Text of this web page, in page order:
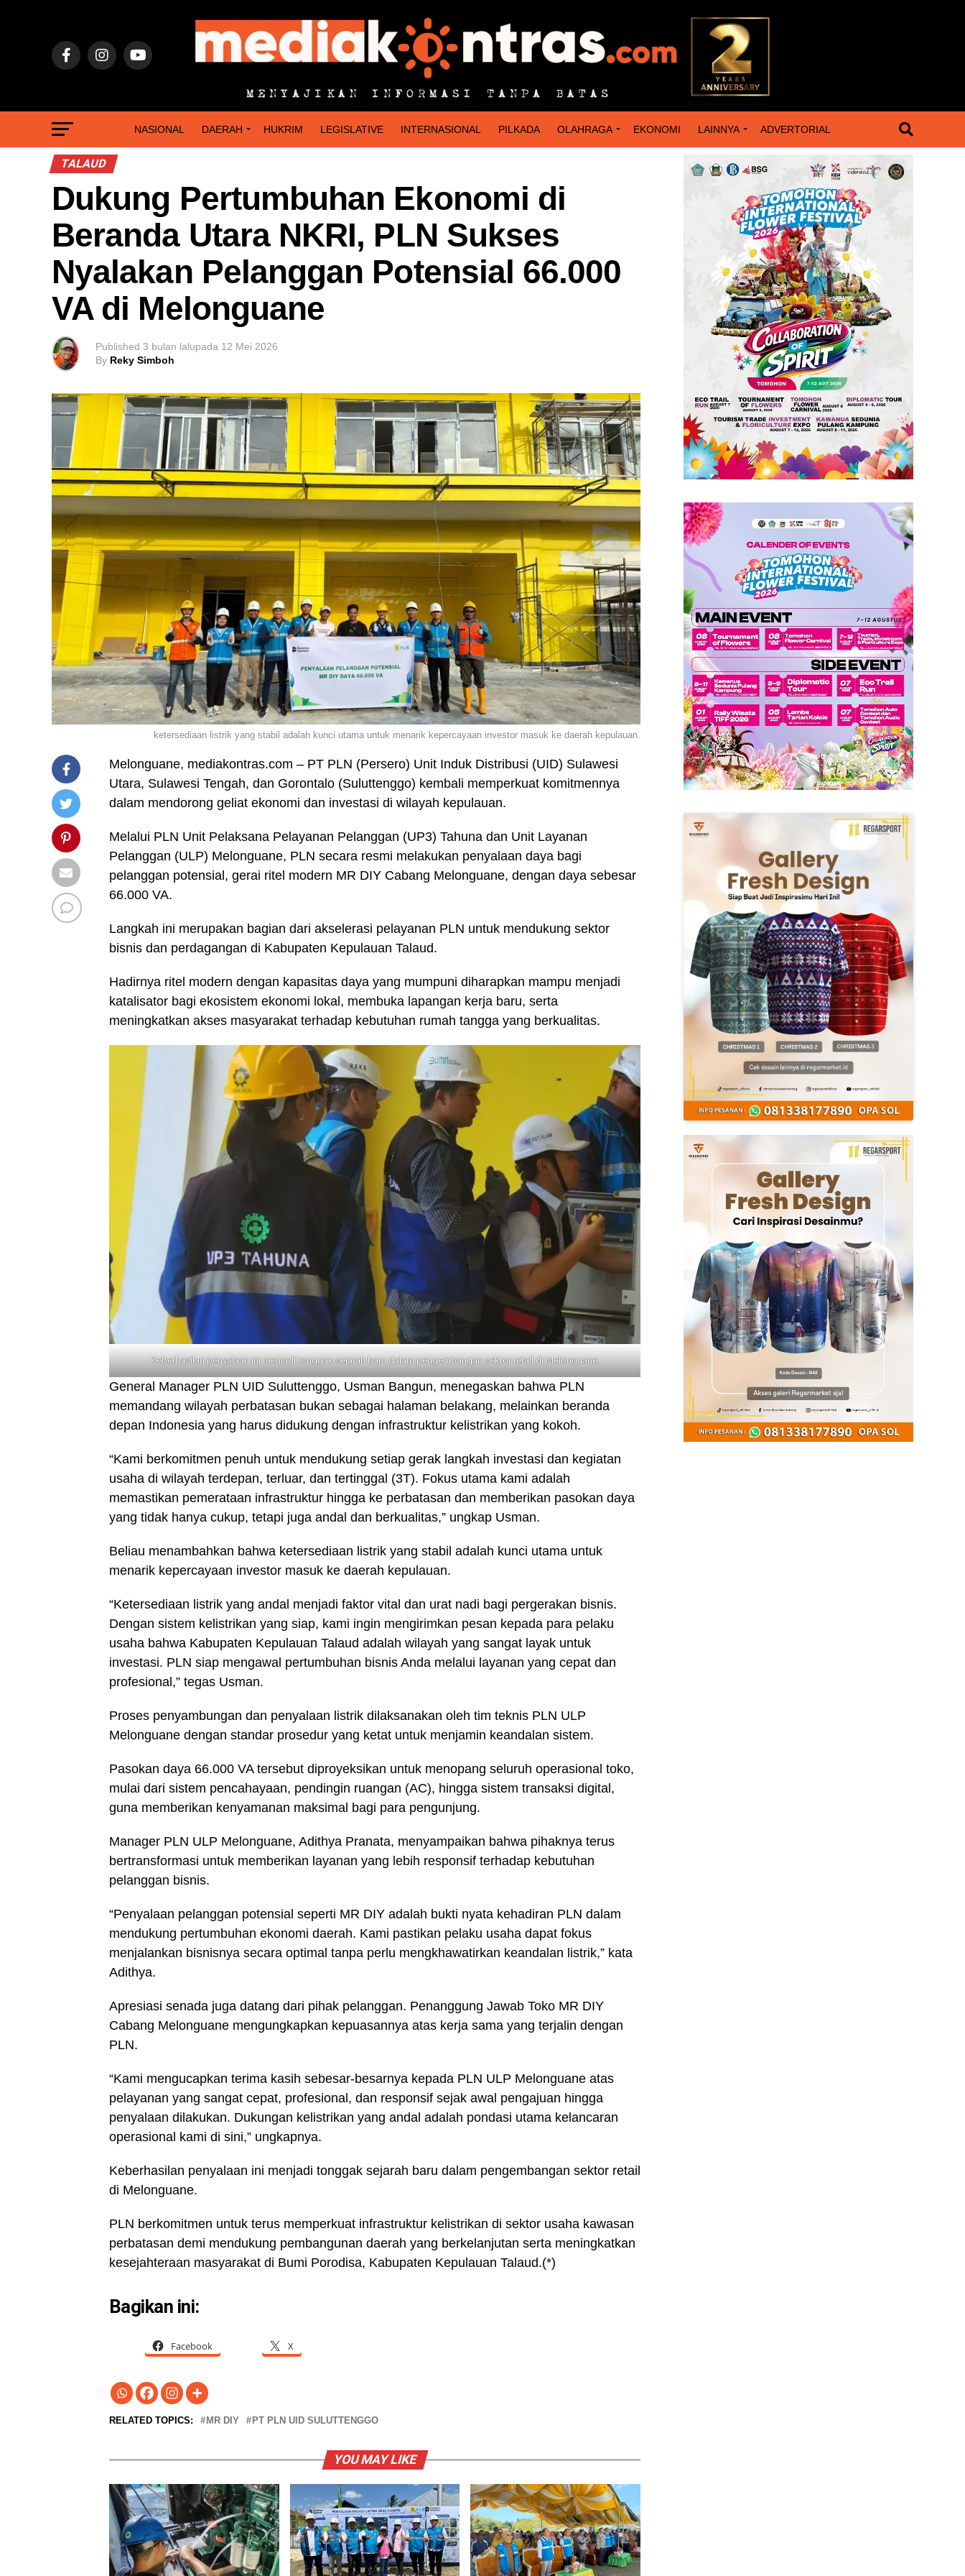
NASIONAL DAERAH HUKRIM LEGISLATIVE INTERNASIONAL PILKADA OLAHRAGA EKONOMI LAINNYA ADVERTORIAL
TALAUD
Dukung Pertumbuhan Ekonomi di
Beranda Utara NKRI, PLN Sukses
Nyalakan Pelanggan Potensial 66.000
VA di Melonguane
Published 3 bulan lalupada 12 Mei 2026
By Reky Simboh
ketersediaan listrik yang stabil adalah kunci utama untuk menarik kepercayaan investor masuk ke daerah kepulauan.
Melonguane, mediakontras.com – PT PLN (Persero) Unit Induk Distribusi (UID) Sulawesi
Utara, Sulawesi Tengah, dan Gorontalo (Suluttenggo) kembali memperkuat komitmennya
dalam mendorong geliat ekonomi dan investasi di wilayah kepulauan.
Melalui PLN Unit Pelaksana Pelayanan Pelanggan (UP3) Tahuna dan Unit Layanan
Pelanggan (ULP) Melonguane, PLN secara resmi melakukan penyalaan daya bagi
pelanggan potensial, gerai ritel modern MR DIY Cabang Melonguane, dengan daya sebesar
66.000 VA.
Langkah ini merupakan bagian dari akselerasi pelayanan PLN untuk mendukung sektor
bisnis dan perdagangan di Kabupaten Kepulauan Talaud.
Hadirnya ritel modern dengan kapasitas daya yang mumpuni diharapkan mampu menjadi
katalisator bagi ekosistem ekonomi lokal, membuka lapangan kerja baru, serta
meningkatkan akses masyarakat terhadap kebutuhan rumah tangga yang berkualitas.
Keberhasilan penyalaan ini menjadi tonggak sejarah baru dalam pengembangan sektor retail di Melonguane.
General Manager PLN UID Suluttenggo, Usman Bangun, menegaskan bahwa PLN
memandang wilayah perbatasan bukan sebagai halaman belakang, melainkan beranda
depan Indonesia yang harus didukung dengan infrastruktur kelistrikan yang kokoh.
“Kami berkomitmen penuh untuk mendukung setiap gerak langkah investasi dan kegiatan
usaha di wilayah terdepan, terluar, dan tertinggal (3T). Fokus utama kami adalah
memastikan pemerataan infrastruktur hingga ke perbatasan dan memberikan pasokan daya
yang tidak hanya cukup, tetapi juga andal dan berkualitas,” ungkap Usman.
Beliau menambahkan bahwa ketersediaan listrik yang stabil adalah kunci utama untuk
menarik kepercayaan investor masuk ke daerah kepulauan.
“Ketersediaan listrik yang andal menjadi faktor vital dan urat nadi bagi pergerakan bisnis.
Dengan sistem kelistrikan yang siap, kami ingin mengirimkan pesan kepada para pelaku
usaha bahwa Kabupaten Kepulauan Talaud adalah wilayah yang sangat layak untuk
investasi. PLN siap mengawal pertumbuhan bisnis Anda melalui layanan yang cepat dan
profesional,” tegas Usman.
Proses penyambungan dan penyalaan listrik dilaksanakan oleh tim teknis PLN ULP
Melonguane dengan standar prosedur yang ketat untuk menjamin keandalan sistem.
Pasokan daya 66.000 VA tersebut diproyeksikan untuk menopang seluruh operasional toko,
mulai dari sistem pencahayaan, pendingin ruangan (AC), hingga sistem transaksi digital,
guna memberikan kenyamanan maksimal bagi para pengunjung.
Manager PLN ULP Melonguane, Adithya Pranata, menyampaikan bahwa pihaknya terus
bertransformasi untuk memberikan layanan yang lebih responsif terhadap kebutuhan
pelanggan bisnis.
“Penyalaan pelanggan potensial seperti MR DIY adalah bukti nyata kehadiran PLN dalam
mendukung pertumbuhan ekonomi daerah. Kami pastikan pelaku usaha dapat fokus
menjalankan bisnisnya secara optimal tanpa perlu mengkhawatirkan keandalan listrik,” kata
Adithya.
Apresiasi senada juga datang dari pihak pelanggan. Penanggung Jawab Toko MR DIY
Cabang Melonguane mengungkapkan kepuasannya atas kerja sama yang terjalin dengan
PLN.
“Kami mengucapkan terima kasih sebesar-besarnya kepada PLN ULP Melonguane atas
pelayanan yang sangat cepat, profesional, dan responsif sejak awal pengajuan hingga
penyalaan dilakukan. Dukungan kelistrikan yang andal adalah pondasi utama kelancaran
operasional kami di sini,” ungkapnya.
Keberhasilan penyalaan ini menjadi tonggak sejarah baru dalam pengembangan sektor retail
di Melonguane.
PLN berkomitmen untuk terus memperkuat infrastruktur kelistrikan di sektor usaha kawasan
perbatasan demi mendukung pembangunan daerah yang berkelanjutan serta meningkatkan
kesejahteraan masyarakat di Bumi Porodisa, Kabupaten Kepulauan Talaud.(*)
Bagikan ini:
Facebook X
RELATED TOPICS: MR DIY PT PLN UID SULUTTENGGO
YOU MAY LIKE